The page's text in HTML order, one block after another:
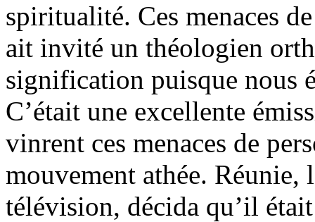
spiritualité. Ces menaces
ait invité un théologien
signification puisque nous
C’était une excellente
vinrent ces menaces de
mouvement athée.
télévision, décida qu’il